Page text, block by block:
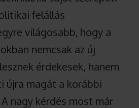
felállás
világosabb, hogy a
nemcsak az új
érdekesek, hanem
újra magát a korábbi
nagy kérdés most már